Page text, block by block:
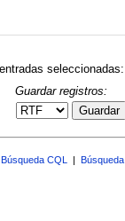
seleccionadas:
Guardar registros:
Guardar
Búsqueda CQL